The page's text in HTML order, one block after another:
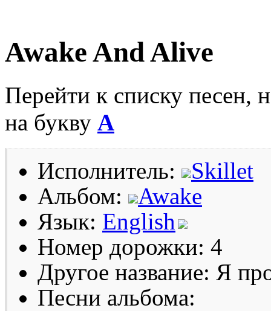
Awake And Alive
Перейти к списку песен,
на букву A
Исполнитель:
Skillet
Альбом:
Awake
Язык: English
Номер дорожки: 4
Другое название: Я
Песни альбома: